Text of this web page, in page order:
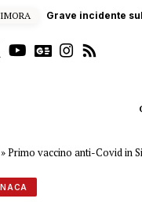
condizioni
»Primo vaccino anti-Covid in